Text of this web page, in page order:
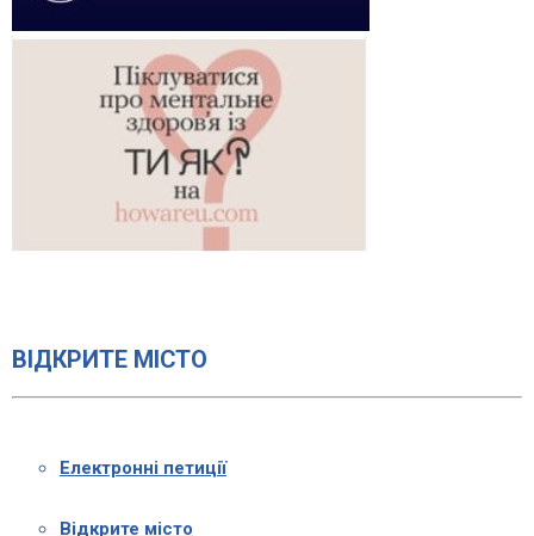
ВІДКРИТЕ МІСТО
Електронні петиції
Відкрите місто